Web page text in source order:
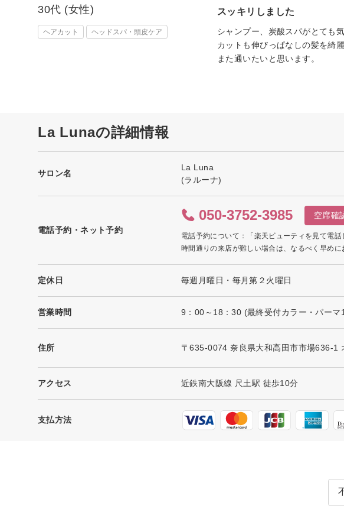
30代 (女性)
ヘアカット ヘッドスパ・頭皮ケア
スッキリしました
シャンプー、炭酸スパがとても
カットも伸びっぱなしの髪を綺
また通いたいと思います。
La Lunaの詳細情報
サロン名
La Luna
(ラルーナ)
電話予約・ネット予約
050-3752-3985 空席確
電話予約について：「楽天ビューティを見て電
時間通りの来店が難しい場合は、なるべく早めに
定休日 毎週月曜日・毎月第２火曜日
営業時間 9：00～18：30 (最終受付カラー・パーマ
住所 〒635-0074 奈良県大和高田市市場636-1
アクセス 近鉄南大阪線 尺土駅 徒歩10分
支払方法